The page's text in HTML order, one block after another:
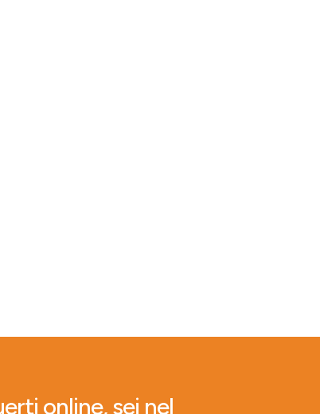
online, sei nel